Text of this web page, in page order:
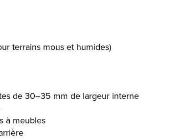
terrains mous et humides)
de 30–35 mm de largeur interne
à meubles